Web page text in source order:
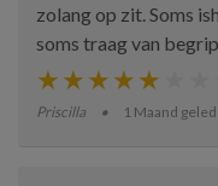
zolang op zit. Soms
soms traag van
Priscilla 1 Maand